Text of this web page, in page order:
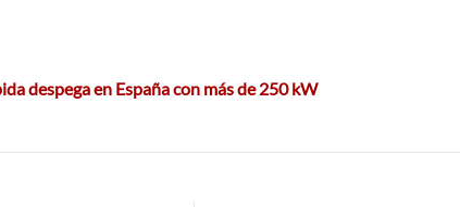
despega en España con más de 250 kW